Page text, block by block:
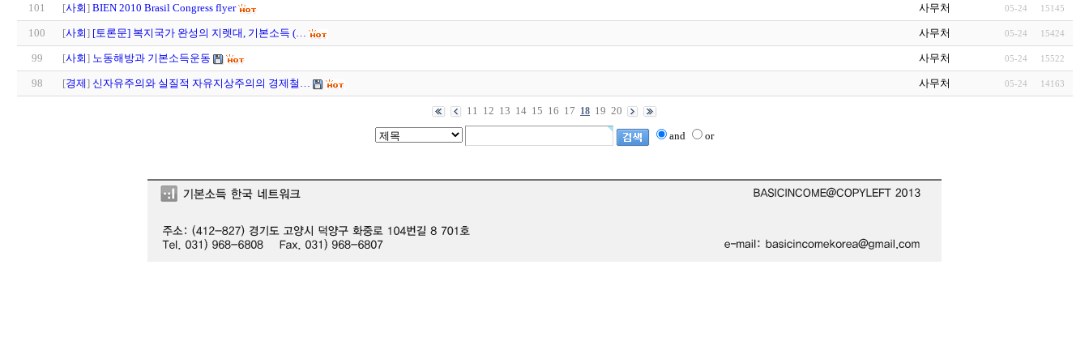
101 [사회] BIEN 2010 Brasil Congress flyer 사무처 05-24 15145
100 [사회] [토론문] 복지국가 완성의 지렛대, 기본소득 (… 사무처 05-24 15424
99 [사회] 노동해방과 기본소득운동 사무처 05-24 15522
98 [경제] 신자유주의와 실질적 자유지상주의의 경제철… 사무처 05-24 14163
11 12 13 14 15 16 17 18 19 20
and or